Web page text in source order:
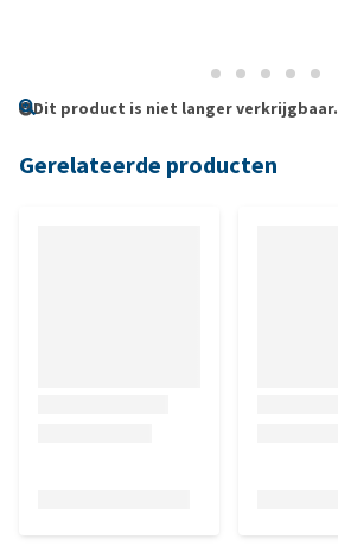
Dit product is niet langer verkrijgbaar.
Gerelateerde producten